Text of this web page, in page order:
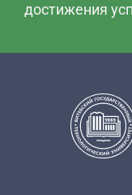
достижения